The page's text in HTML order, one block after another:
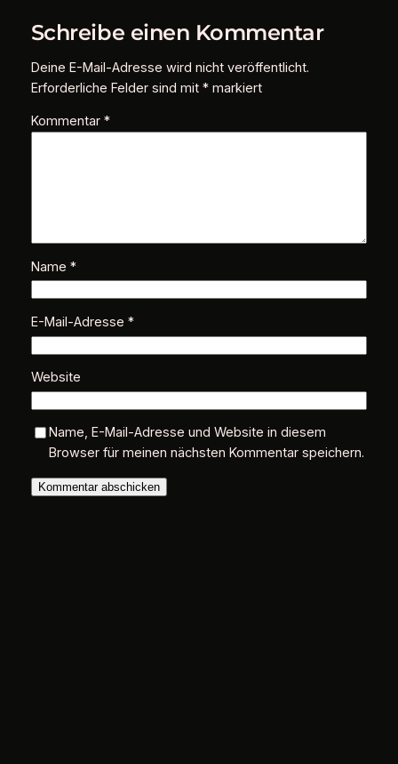
Schreibe einen Kommentar
Deine E-Mail-Adresse wird nicht veröffentlicht.
Erforderliche Felder sind mit *markiert
Kommentar *
Name *
E-Mail-Adresse *
Website
Name, E-Mail-Adresse und Website in diesem
Browser für meinen nächsten Kommentar speichern.